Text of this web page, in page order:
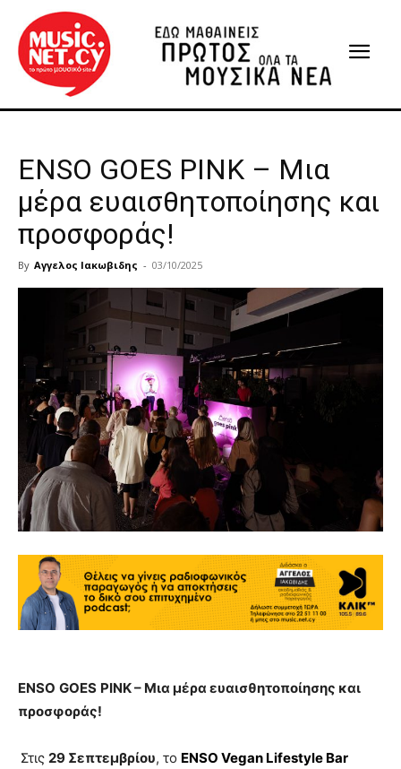
ENSO GOES PINK – Μια
μέρα ευαισθητοποίησης και
προσφοράς!
By Αγγελος Ιακωβιδης - 03/10/2025
ENSO GOES PINK – Μια μέρα ευαισθητοποίησης και
προσφοράς!
Στις 29 Σεπτεμβρίου, το ENSO Vegan Lifestyle Bar